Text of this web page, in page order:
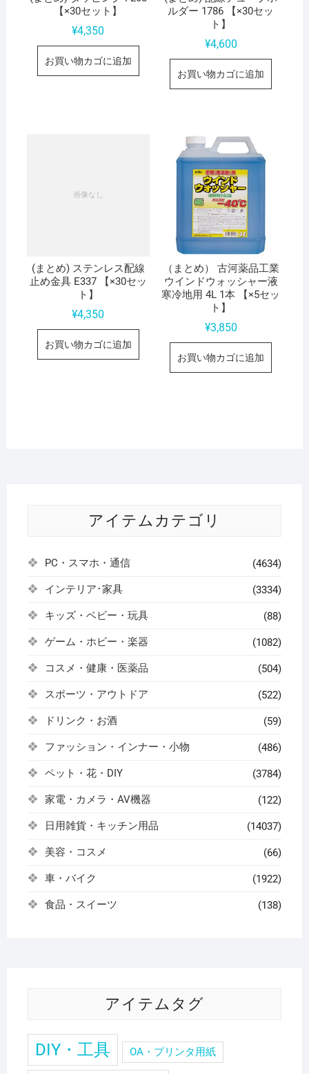
【×30セット】
¥4,350
お買い物カゴに追加
ルダー 1786 【×30セッ
ト】
¥4,600
お買い物カゴに追加
(まとめ) ステンレス配線
止め金具 E337 【×30セッ
ト】
¥4,350
お買い物カゴに追加
（まとめ） 古河薬品工業
ウインドウォッシャー液
寒冷地用 4L 1本 【×5セッ
ト】
¥3,850
お買い物カゴに追加
アイテムカテゴリ
PC・スマホ・通信 (4634)
インテリア･家具 (3334)
キッズ・ベビー・玩具 (88)
ゲーム・ホビー・楽器 (1082)
コスメ・健康・医薬品 (504)
スポーツ・アウトドア (522)
ドリンク・お酒 (59)
ファッション・インナー・小物 (486)
ペット・花・DIY (3784)
家電・カメラ・AV機器 (122)
日用雑貨・キッチン用品 (14037)
美容・コスメ (66)
車・バイク (1922)
食品・スイーツ (138)
アイテムタグ
DIY・工具 OA・プリンタ用紙